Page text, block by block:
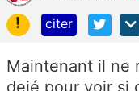
!
citer
Maintenant il ne